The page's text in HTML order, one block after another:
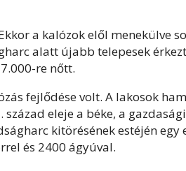
a kalózok elől menekülve
alatt újabb telepesek
re nőtt.
fejlődése volt. A lakosok
eleje a béke, a
kitörésének estéjén egy
és 2400 ágyúval.